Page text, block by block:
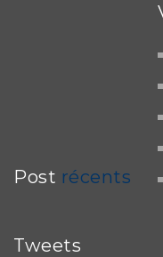
Post récents
Tweets